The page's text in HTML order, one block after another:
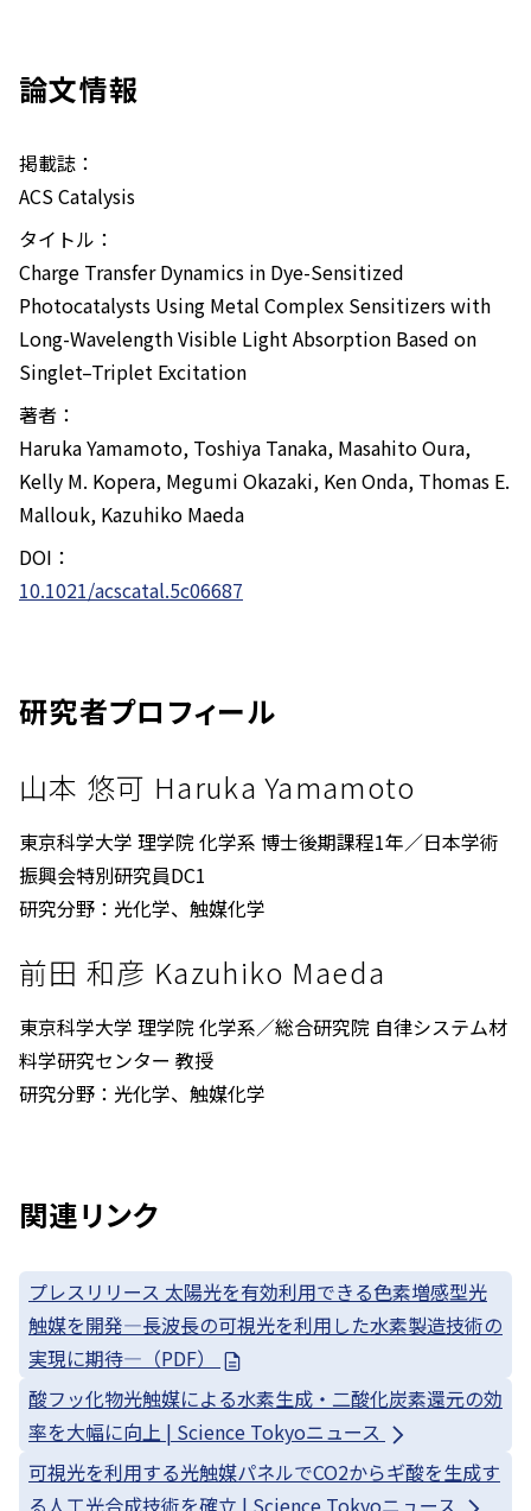
論文情報
掲載誌：
ACS Catalysis
タイトル：
Charge Transfer Dynamics in Dye-Sensitized
Photocatalysts Using Metal Complex Sensitizers with
Long-Wavelength Visible Light Absorption Based on
Singlet–Triplet Excitation
著者：
Haruka Yamamoto, Toshiya Tanaka, Masahito Oura,
Kelly M. Kopera, Megumi Okazaki, Ken Onda, Thomas E.
Mallouk, Kazuhiko Maeda
DOI：
10.1021/acscatal.5c06687
研究者プロフィール
山本 悠可 Haruka Yamamoto
東京科学大学 理学院 化学系 博士後期課程1年／日本学術
振興会特別研究員DC1
研究分野：光化学、触媒化学
前田 和彦 Kazuhiko Maeda
東京科学大学 理学院 化学系／総合研究院 自律システム材
料学研究センター 教授
研究分野：光化学、触媒化学
関連リンク
プレスリリース 太陽光を有効利用できる色素増感型光
触媒を開発—長波長の可視光を利用した水素製造技術の
実現に期待—（PDF）
酸フッ化物光触媒による水素生成・二酸化炭素還元の効
率を大幅に向上 | Science Tokyoニュース
可視光を利用する光触媒パネルでCO2からギ酸を生成す